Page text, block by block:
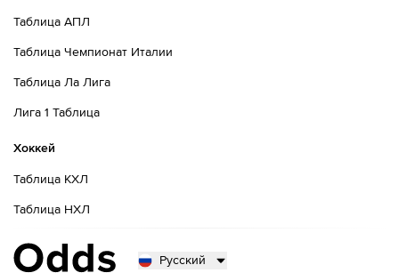
Таблица АПЛ
Таблица Чемпионат Италии
Таблица Ла Лига
Лига 1 Таблица
Хоккей
Таблица КХЛ
Таблица НХЛ
Русский